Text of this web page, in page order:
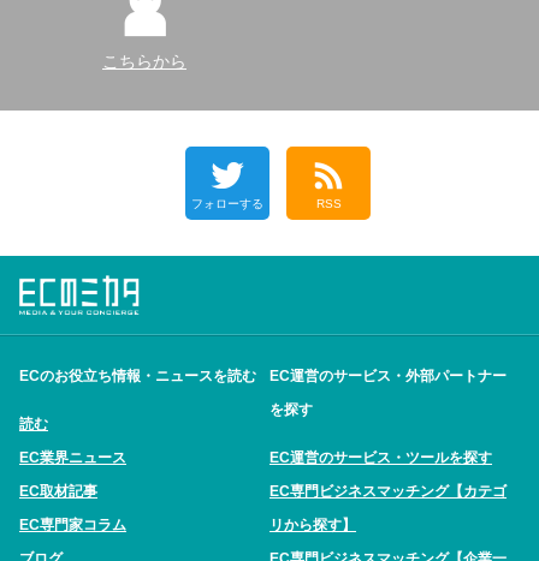
こちらから
フォローする RSS
ECのお役立ち情報・ニュースを読む
読む
EC業界ニュース
EC取材記事
EC専門家コラム
EC運営のサービス・外部パートナー
を探す
EC運営のサービス・ツールを探す
EC専門ビジネスマッチング【カテゴ
リから探す】